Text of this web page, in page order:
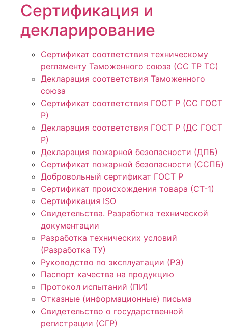
Сертификация и
декларирование
Сертификат соответствия техническому
регламенту Таможенного союза (СС ТР ТС)
Декларация соответствия Таможенного
союза
Сертификат соответствия ГОСТ Р (СС ГОСТ
Р)
Декларация соответствия ГОСТ Р (ДС ГОСТ
Р)
Декларация пожарной безопасности (ДПБ)
Сертификат пожарной безопасности (ССПБ)
Добровольный сертификат ГОСТ Р
Сертификат происхождения товара (СТ-1)
Сертификация ISO
Свидетельства. Разработка технической
документации
Разработка технических условий
(Разработка ТУ)
Руководство по эксплуатации (РЭ)
Паспорт качества на продукцию
Протокол испытаний (ПИ)
Отказные (информационные) письма
Свидетельство о государственной
регистрации (СГР)